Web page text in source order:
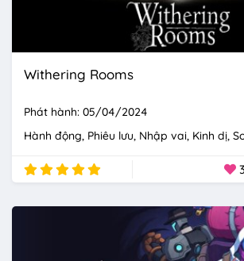
Withering Rooms
Phát hành: 05/04/2024
Hành động Phiêu lưu Nhập vai Kinh dị
3